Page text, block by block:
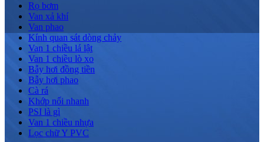
Rọ bơm
Van xả khí
Van phao
Kính quan sát dòng chảy
Van 1 chiều lá lật
Van 1 chiều lò xo
Bẫy hơi đồng tiền
Bẫy hơi phao
Cà rá
Khớp nối nhanh
PSI là gì
Van 1 chiều nhựa
Lọc chữ Y PVC